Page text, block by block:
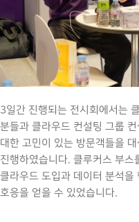
3일간 진행되는 전시회에서는
분들과 클라우드 컨설팅 그룹
대한 고민이 있는 방문객들을
진행하였습니다. 클루커스 부스
클라우드 도입과 데이터 분석을
호응을 얻을 수 있었습니다.